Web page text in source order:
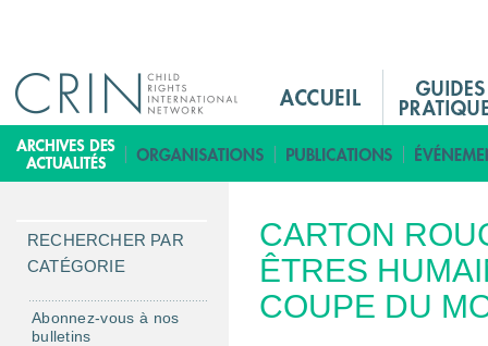
i
n
e
n
u
F
i
CARTON
ÊTRES
COUPE DU
RECHERCHER PAR
CATÉGORIE
Abonnez-vous à nos
bulletins